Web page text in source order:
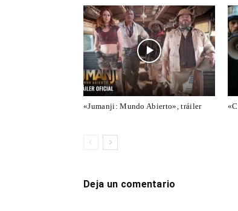
«Jumanji: Mundo Abierto», tráiler
Deja un comentario